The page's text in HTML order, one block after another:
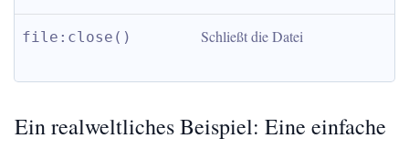
file:close() Schließt die Datei
Ein realweltliches Beispiel: Eine einfache